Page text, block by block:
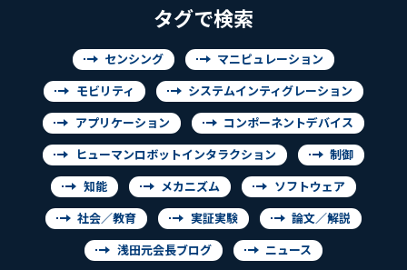
タグで検索
センシング マニピュレーション
モビリティ システムインティグレーション
アプリケーション コンポーネントデバイス
ヒューマンロボットインタラクション 制御
知能 メカニズム ソフトウェア
社会／教育 実証実験 論文／解説
浅田元会長ブログ ニュース